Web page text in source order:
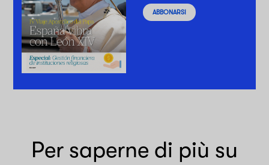
ABBONARSI
Per saperne di più su